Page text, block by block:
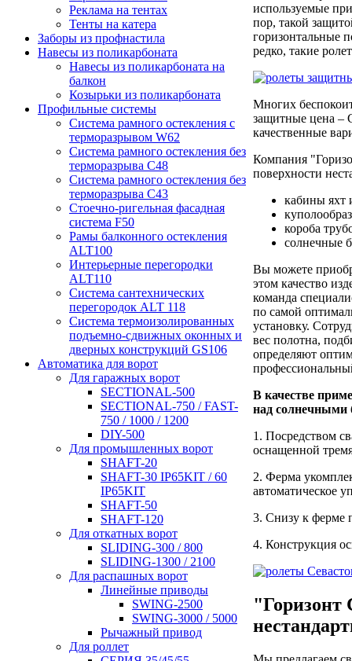
Реклама на тентах
Тенты на катера
Заборы из профнастила
Навесы из поликарбоната
Навесы из поликарбоната на
балкон
Козырьки из поликарбоната
Профильные системы
Система рамного остекления с
терморазрывом W62
Система рамного остекления без
терморазрыва C48
Система рамного остекления без
терморазрыва C43
Стоечно-ригельная фасадная
система F50
Рамы балконного остекления
ALT100
Интерьерные перегородки
ALT110
Система сантехнических
перегородок ALT 118
Система термоизолированных
подъемно-сдвижных оконных и
дверных конструкций GS106
Автоматика для ворот
Для гаражных ворот
SECTIONAL-500
SECTIONAL-750 / FAST-
750 / 1000 / 1200
DIY-500
Для промышленных ворот
SHAFT-20
SHAFT-30 IP65KIT / 60
IP65KIT
SHAFT-50
SHAFT-120
Для откатных ворот
SLIDING-300 / 800
SLIDING-1300 / 2100
Для распашных ворот
Линейные приводы
SWING-2500
SWING-3000 / 5000
Рычажный привод
Для роллет
используемые
пор, такой
горизонтальные
редко, такие
Многих
защитные цена –
качественные
Компания
поверхности
кабины яхт
короба
солнечные
Вы можете
этом качество
команда
по самой
установку.
вес полотна,
определяют
В качестве
над солнечными
1. Посредством
оснащенной
2. Ферма
автоматическое
3. Снизу к ферме
4. Конструкция
"Горизонт